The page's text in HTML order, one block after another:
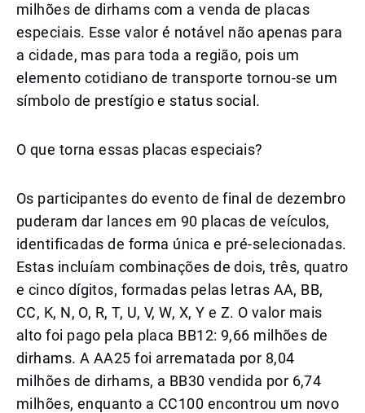
milhões de dirhams com a venda de placas
especiais. Esse valor é notável não apenas para
a cidade, mas para toda a região, pois um
elemento cotidiano de transporte tornou-se um
símbolo de prestígio e status social.
O que torna essas placas especiais?
Os participantes do evento de final de dezembro
puderam dar lances em 90 placas de veículos,
identificadas de forma única e pré-selecionadas.
Estas incluíam combinações de dois, três, quatro
e cinco dígitos, formadas pelas letras AA, BB,
CC, K, N, O, R, T, U, V, W, X, Y e Z. O valor mais
alto foi pago pela placa BB12: 9,66 milhões de
dirhams. A AA25 foi arrematada por 8,04
milhões de dirhams, a BB30 vendida por 6,74
milhões, enquanto a CC100 encontrou um novo